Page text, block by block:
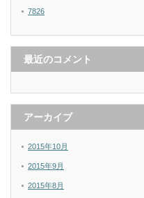
7826
最近のコメント
アーカイブ
2015年10月
2015年9月
2015年8月